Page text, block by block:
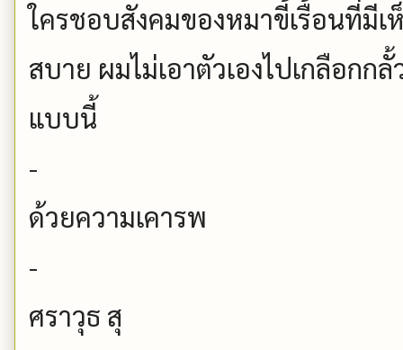
ใครชอบสังคมของหมาขี้เรื้อนที่มีเ
สบาย ผมไม่เอาตัวเองไปเกลือก
แบบนี้
-
ด้วยความเคารพ
-
ศราวุธ สุ